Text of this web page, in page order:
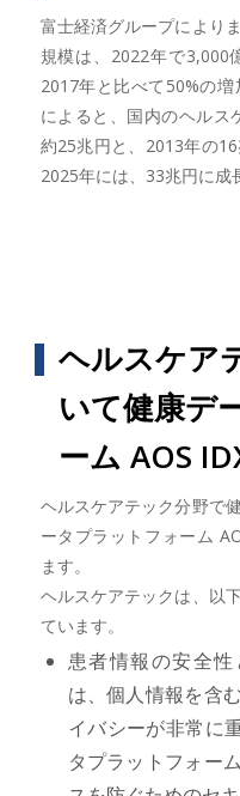
富士経済グループにより
規模は、2022年で3,000
2017年と比べて50%の
によると、国内のヘルス
約25兆円と、2013年の
2025年には、33兆円に成
ヘルスケア
いて健康デ
ーム AOS
ヘルスケアテック分野で
ータプラットフォーム
ます。
ヘルスケアテックは、以
ています。
患者情報の安全
は、個人情報を含
イバシーが非常に
タプラットフォー